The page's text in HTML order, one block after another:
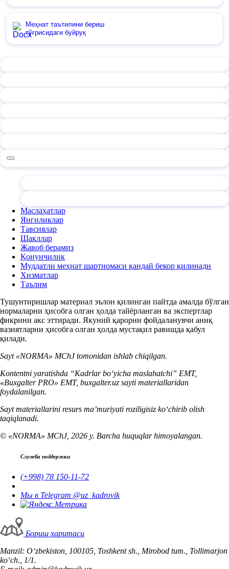
Меҳнат таътилини бериш
тўғрисидаги буйруқ
Маслаҳатлар
Янгиликлар
Тавсиялар
Шакллар
Жавоб берамиз
Қонунчилик
Муддатли меҳнат шартномаси қандай бекор қилинади
Хизматлар
Таълим
Тушунтиришлар материал эълон қилинган пайтда амалда бўлган
нормаларни ҳисобга олган ҳолда тайёрланган ва экспертлар
фикрини акс эттиради. Якуний қарорни фойдаланувчи аниқ
вазиятларни ҳисобга олган ҳолда мустақил равишда қабул
қилади.
Sayt «NORMA» MChJ tomonidan ishlab chiqilgan.
Kontentni yaratishda “Kadrlar boʻyicha maslahatchi” EMT,
«Buxgalter PRO» EMT, buxgalter.uz sayti materiallaridan
foydalanilgan.
Sayt materiallarini resurs ma’muriyati roziligisiz koʻchirib olish
taqiqlanadi.
© «NORMA» MChJ, 2026 y. Barcha huquqlar himoyalangan.
Служба поддержки
(+998) 78 150-11-72
Мы в Telegram @uz_kadrovik
Бориш харитаси
Manzil: Oʻzbekiston, 100105, Toshkent sh., Mirobod tum., Tollimarjon
koʻch., 1/1.